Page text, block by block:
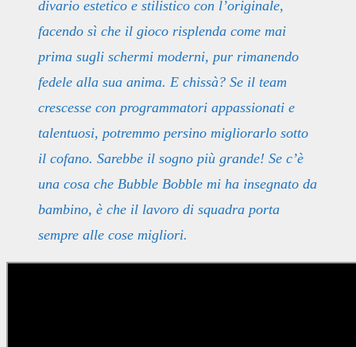
divario estetico e stilistico con l’originale,
facendo sì che il gioco risplenda come mai
prima sugli schermi moderni, pur rimanendo
fedele alla sua anima. E chissà? Se il team
crescesse con programmatori appassionati e
talentuosi, potremmo persino migliorarlo sotto
il cofano. Sarebbe il sogno più grande! Se c’è
una cosa che Bubble Bobble mi ha insegnato da
bambino, è che il lavoro di squadra porta
sempre alle cose migliori.